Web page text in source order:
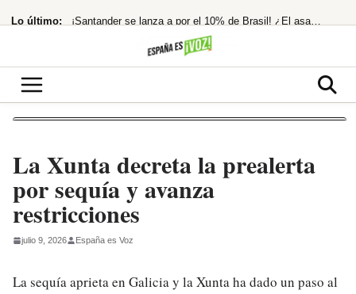
al Lo último: ¡Santander se lanza a por el 10% de Brasil! ¿El asalto a los 13€ es inminente?
El Ibex 35 extiende su racha alcista ante las esperanzas de acuerdo entre EEUU
La Xunta decreta la prealerta
por sequía y avanza
restricciones
julio 9, 2026 España es Voz
La sequía aprieta en Galicia y la Xunta ha dado un paso al